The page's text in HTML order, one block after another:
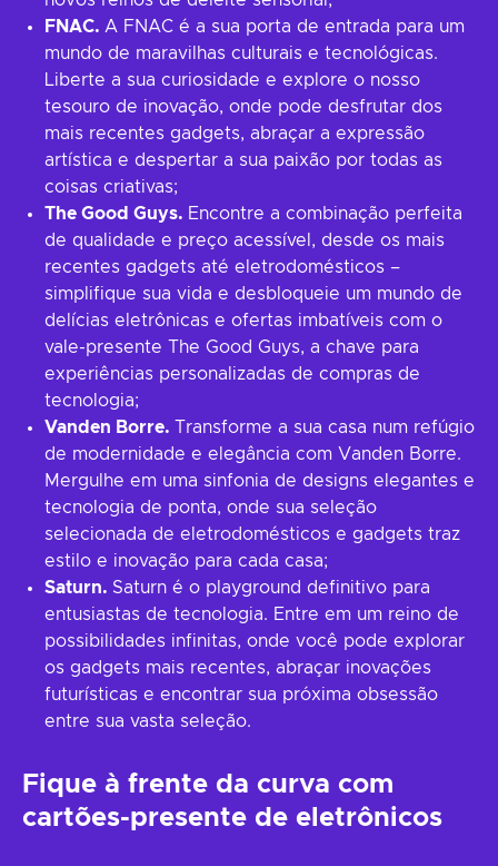
FNAC. A FNAC é a sua porta de entrada para um
mundo de maravilhas culturais e tecnológicas.
Liberte a sua curiosidade e explore o nosso
tesouro de inovação, onde pode desfrutar dos
mais recentes gadgets, abraçar a expressão
artística e despertar a sua paixão por todas as
coisas criativas;
The Good Guys. Encontre a combinação perfeita
de qualidade e preço acessível, desde os mais
recentes gadgets até eletrodomésticos –
simplifique sua vida e desbloqueie um mundo de
delícias eletrônicas e ofertas imbatíveis com o
vale-presente The Good Guys, a chave para
experiências personalizadas de compras de
tecnologia;
Vanden Borre. Transforme a sua casa num refúgio
de modernidade e elegância com Vanden Borre.
Mergulhe em uma sinfonia de designs elegantes e
tecnologia de ponta, onde sua seleção
selecionada de eletrodomésticos e gadgets traz
estilo e inovação para cada casa;
Saturn. Saturn é o playground definitivo para
entusiastas de tecnologia. Entre em um reino de
possibilidades infinitas, onde você pode explorar
os gadgets mais recentes, abraçar inovações
futurísticas e encontrar sua próxima obsessão
entre sua vasta seleção.
Fique à frente da curva com
cartões-presente de eletrônicos